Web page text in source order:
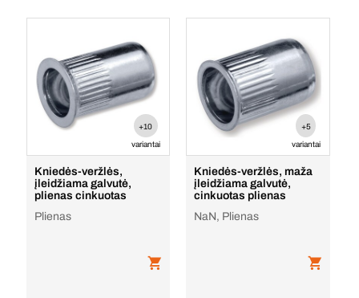
+10
variantai
Kniedės-veržlės,
įleidžiama galvutė,
plienas cinkuotas
Plienas
+5
variantai
Kniedės-veržlės, maža
įleidžiama galvutė,
cinkuotas plienas
NaN, Plienas